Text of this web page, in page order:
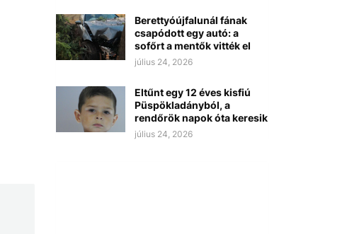
Berettyóújfalunál fának
csapódott egy autó: a
sofőrt a mentők vitték el
július 24, 2026
Eltűnt egy 12 éves kisfiú
Püspökladányból, a
rendőrök napok óta keresik
július 24, 2026